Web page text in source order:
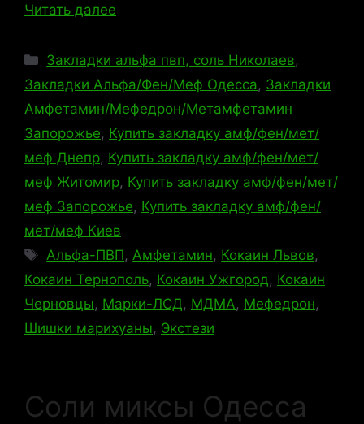
Читать далее
Рубрики
Закладки альфа пвп, соль Николаев,
Закладки Альфа/Фен/Меф Одесса, Закладки
Амфетамин/Мефедрон/Метамфетамин
Запорожье, Купить закладку амф/фен/мет/
меф Днепр, Купить закладку амф/фен/мет/
меф Житомир, Купить закладку амф/фен/мет/
меф Запорожье, Купить закладку амф/фен/
мет/меф Киев
Метки
Альфа-ПВП, Амфетамин, Кокаин Львов,
Кокаин Тернополь, Кокаин Ужгород, Кокаин
Черновцы, Марки-ЛСД, МДМА, Мефедрон,
Шишки марихуаны, Экстези
Соли миксы Одесса